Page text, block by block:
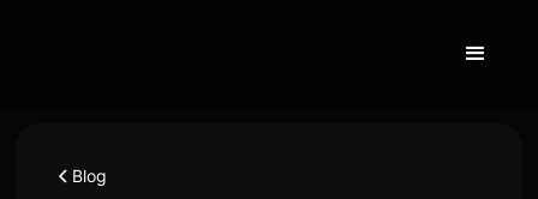
Blog